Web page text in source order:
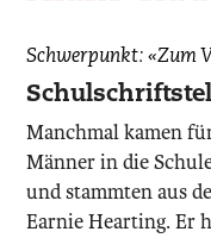
Schwerpunkt: «Zum
Manchmal kamen
Männer in die
und stammten aus
Earnie Hearting. Er